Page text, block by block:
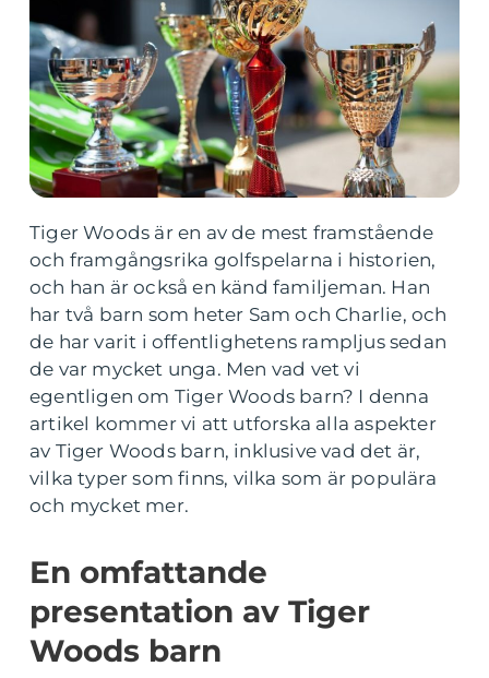
Tiger Woods är en av de mest framstående
och framgångsrika golfspelarna i historien,
och han är också en känd familjeman. Han
har två barn som heter Sam och Charlie, och
de har varit i offentlighetens rampljus sedan
de var mycket unga. Men vad vet vi
egentligen om Tiger Woods barn? I denna
artikel kommer vi att utforska alla aspekter
av Tiger Woods barn, inklusive vad det är,
vilka typer som finns, vilka som är populära
och mycket mer.
En omfattande
presentation av Tiger
Woods barn